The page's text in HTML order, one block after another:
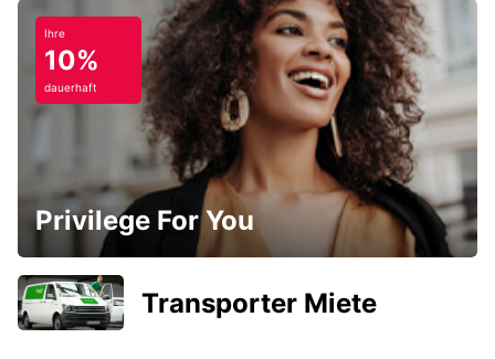
Ihre
10%
dauerhaft
Privilege For You
Transporter Miete